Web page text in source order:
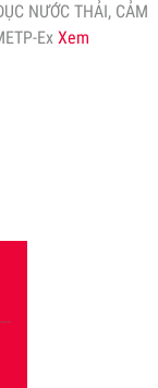
NƯỚC THẢI, CẢM
ExXem